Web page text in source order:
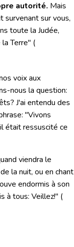
autorité. Mais
survenant sur vous,
toute la Judée,
Terre" (
voix aux
nous la question:
J'ai entendu des
"Vivons
était ressuscité ce
viendra le
la nuit, ou en chant
endormis à son
à tous: Veillez!" (